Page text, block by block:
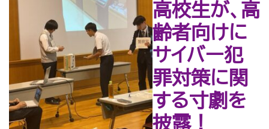
高校生が、高
齢者向けに
サイバー犯
罪対策に関
する寸劇を
披露！